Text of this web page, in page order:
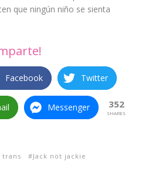
que ningún niño se sienta
Facebook Twitter
Messenger 352
SHARES
trans
Jack not jackie